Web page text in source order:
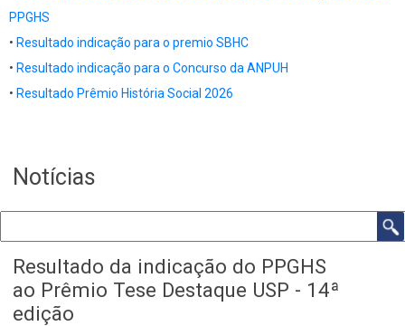
PPGHS
• Resultado indicação para o premio SBHC
• Resultado indicação para o Concurso da ANPUH
• Resultado Prêmio História Social 2026
Notícias
Resultado da indicação do PPGHS
ao Prêmio Tese Destaque USP - 14ª
edição